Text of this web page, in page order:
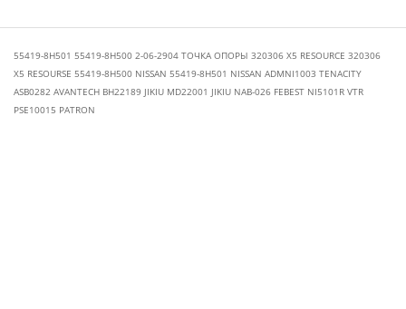
55419-8H501 55419-8H500 2-06-2904 ТОЧКА ОПОРЫ 320306 X5 RESOURCE 320306
Х5 RESOURSE 55419-8H500 NISSAN 55419-8H501 NISSAN ADMNI1003 TENACITY
ASB0282 AVANTECH BH22189 JIKIU MD22001 JIKIU NAB-026 FEBEST NI5101R VTR
PSE10015 PATRON